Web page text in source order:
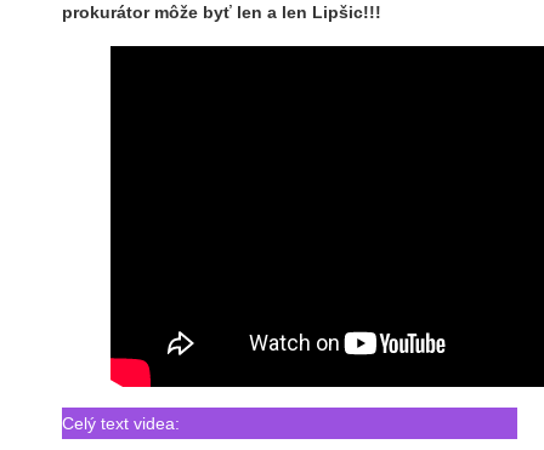
prokurátor môže byť len a len Lipšic!!!
Celý text videa: